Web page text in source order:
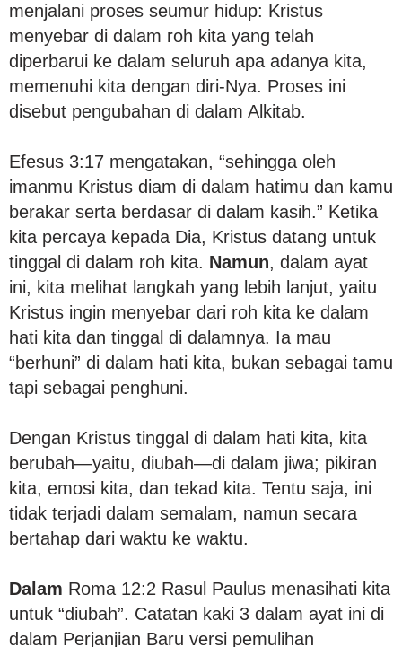
menjalani proses seumur hidup: Kristus
menyebar di dalam roh kita yang telah
diperbarui ke dalam seluruh apa adanya kita,
memenuhi kita dengan diri-Nya. Proses ini
disebut pengubahan di dalam Alkitab.
Efesus 3:17 mengatakan, “sehingga oleh
imanmu Kristus diam di dalam hatimu dan kamu
berakar serta berdasar di dalam kasih.” Ketika
kita percaya kepada Dia, Kristus datang untuk
tinggal di dalam roh kita. Namun, dalam ayat
ini, kita melihat langkah yang lebih lanjut, yaitu
Kristus ingin menyebar dari roh kita ke dalam
hati kita dan tinggal di dalamnya. Ia mau
“berhuni” di dalam hati kita, bukan sebagai tamu
tapi sebagai penghuni.
Dengan Kristus tinggal di dalam hati kita, kita
berubah—yaitu, diubah—di dalam jiwa; pikiran
kita, emosi kita, dan tekad kita. Tentu saja, ini
tidak terjadi dalam semalam, namun secara
bertahap dari waktu ke waktu.
Dalam Roma 12:2 Rasul Paulus menasihati kita
untuk “diubah”. Catatan kaki 3 dalam ayat ini di
dalam Perjanjian Baru versi pemulihan